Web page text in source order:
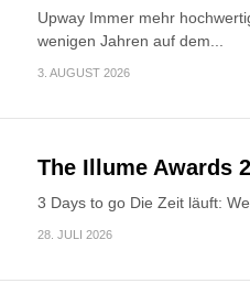
Upway Immer mehr
wenigen Jahren auf dem...
3. AUGUST 2026
The Illume Awards
3 Days to go Die Zeit läuft:
28. JULI 2026